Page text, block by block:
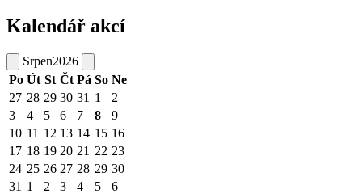
Kalendář akcí
Srpen2026
Po Út St Čt Pá So Ne
27 28 29 30 31 1
2
3
4 5 6 7 8
9
10 11 12 13 14 15 16
17 18 19 20 21 22 23
24 25 26 27 28 29 30
31 1 2 3 4 5 6